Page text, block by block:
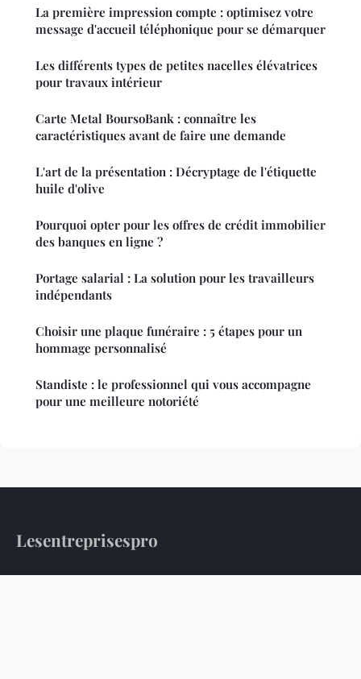
La première impression compte : optimisez votre
message d'accueil téléphonique pour se démarquer
Les différents types de petites nacelles élévatrices
pour travaux intérieur
Carte Metal BoursoBank : connaître les
caractéristiques avant de faire une demande
L'art de la présentation : Décryptage de l'étiquette
huile d'olive
Pourquoi opter pour les offres de crédit immobilier
des banques en ligne ?
Portage salarial : La solution pour les travailleurs
indépendants
Choisir une plaque funéraire : 5 étapes pour un
hommage personnalisé
Standiste : le professionnel qui vous accompagne
pour une meilleure notoriété
Lesentreprisespro